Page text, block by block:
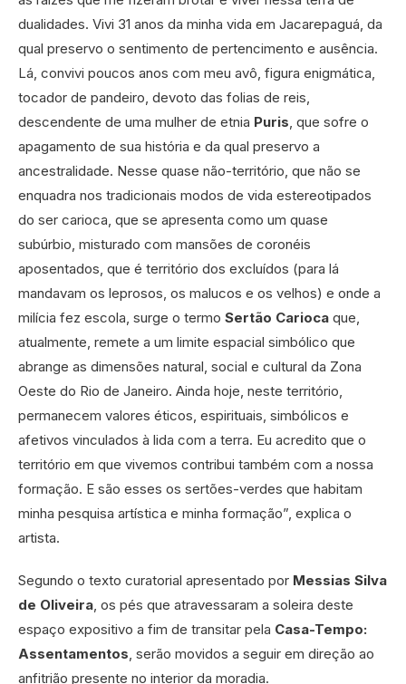
dualidades. Vivi 31 anos da minha vida em Jacarepaguá, da
qual preservo o sentimento de pertencimento e ausência.
Lá, convivi poucos anos com meu avô, figura enigmática,
tocador de pandeiro, devoto das folias de reis,
descendente de uma mulher de etnia Puris , que sofre o
apagamento de sua história e da qual preservo a
ancestralidade. Nesse quase não-território, que não se
enquadra nos tradicionais modos de vida estereotipados
do ser carioca, que se apresenta como um quase
subúrbio, misturado com mansões de coronéis
aposentados, que é território dos excluídos (para lá
mandavam os leprosos, os malucos e os velhos) e onde a
milícia fez escola, surge o termo Sertão Carioca que,
atualmente, remete a um limite espacial simbólico que
abrange as dimensões natural, social e cultural da Zona
Oeste do Rio de Janeiro. Ainda hoje, neste território,
permanecem valores éticos, espirituais, simbólicos e
afetivos vinculados à lida com a terra. Eu acredito que o
território em que vivemos contribui também com a nossa
formação. E são esses os sertões-verdes que habitam
minha pesquisa artística e minha formação”, explica o
artista.
Segundo o texto curatorial apresentado por Messias Silva
de Oliveira , os pés que atravessaram a soleira deste
espaço expositivo a fim de transitar pela Casa-Tempo:
Assentamentos , serão movidos a seguir em direção ao
anfitrião presente no interior da moradia.